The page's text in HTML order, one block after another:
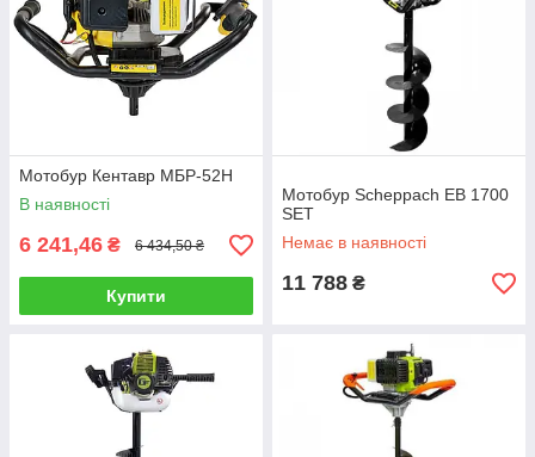
Мотобур Кентавр МБР-52Н
В наявності
6 241,46 ₴ 6 434,50 ₴
Купити
Мотобур Scheppach EB 1700
SET
Немає в наявності
11 788 ₴